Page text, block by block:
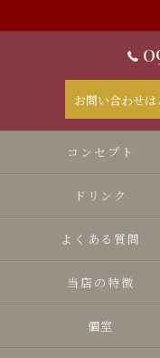
お問い合わせは
コンセプト
ドリンク
よくある質問
当店の特徴
個室